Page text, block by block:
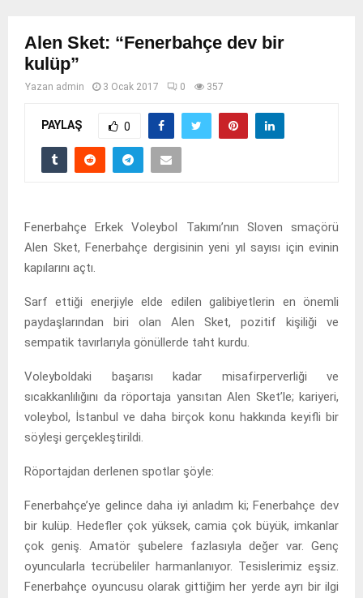
Alen Sket: “Fenerbahçe dev bir
kulüp”
Yazan admin 3 Ocak 2017 0 357
PAYLAŞ 0
Fenerbahçe Erkek Voleybol Takımı’nın Sloven smaçörü
Alen Sket, Fenerbahçe dergisinin yeni yıl sayısı için evinin
kapılarını açtı.
Sarf ettiği enerjiyle elde edilen galibiyetlerin en önemli
paydaşlarından biri olan Alen Sket, pozitif kişiliği ve
sempatik tavırlarıyla gönüllerde taht kurdu.
Voleyboldaki başarısı kadar misafirperverliği ve
sıcakkanlılığını da röportaja yansıtan Alen Sket’le; kariyeri,
voleybol, İstanbul ve daha birçok konu hakkında keyifli bir
söyleşi gerçekleştirildi.
Röportajdan derlenen spotlar şöyle:
Fenerbahçe’ye gelince daha iyi anladım ki; Fenerbahçe dev
bir kulüp. Hedefler çok yüksek, camia çok büyük, imkanlar
çok geniş. Amatör şubelere fazlasıyla değer var. Genç
oyuncularla tecrübeliler harmanlanıyor. Tesislerimiz eşsiz.
Fenerbahçe oyuncusu olarak gittiğim her yerde ayrı bir ilgi